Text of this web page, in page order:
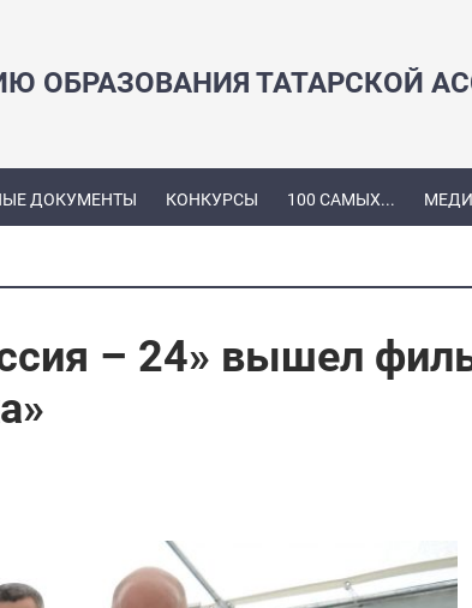
ОБРАЗОВАНИЯ ТАТАРСКОЙ
ДОКУМЕНТЫ КОНКУРСЫ 100 САМЫХ...
– 24» вышел